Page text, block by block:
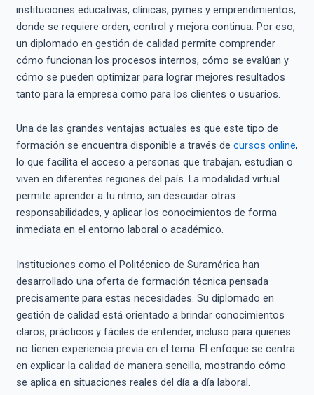
instituciones educativas, clínicas, pymes y emprendimientos,
donde se requiere orden, control y mejora continua. Por eso,
un diplomado en gestión de calidad permite comprender
cómo funcionan los procesos internos, cómo se evalúan y
cómo se pueden optimizar para lograr mejores resultados
tanto para la empresa como para los clientes o usuarios.
Una de las grandes ventajas actuales es que este tipo de
formación se encuentra disponible a través de cursos online,
lo que facilita el acceso a personas que trabajan, estudian o
viven en diferentes regiones del país. La modalidad virtual
permite aprender a tu ritmo, sin descuidar otras
responsabilidades, y aplicar los conocimientos de forma
inmediata en el entorno laboral o académico.
Instituciones como el Politécnico de Suramérica han
desarrollado una oferta de formación técnica pensada
precisamente para estas necesidades. Su diplomado en
gestión de calidad está orientado a brindar conocimientos
claros, prácticos y fáciles de entender, incluso para quienes
no tienen experiencia previa en el tema. El enfoque se centra
en explicar la calidad de manera sencilla, mostrando cómo
se aplica en situaciones reales del día a día laboral.